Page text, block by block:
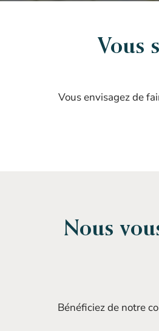
Vous
Vous envisagez de
Nous
Bénéficiez de notre